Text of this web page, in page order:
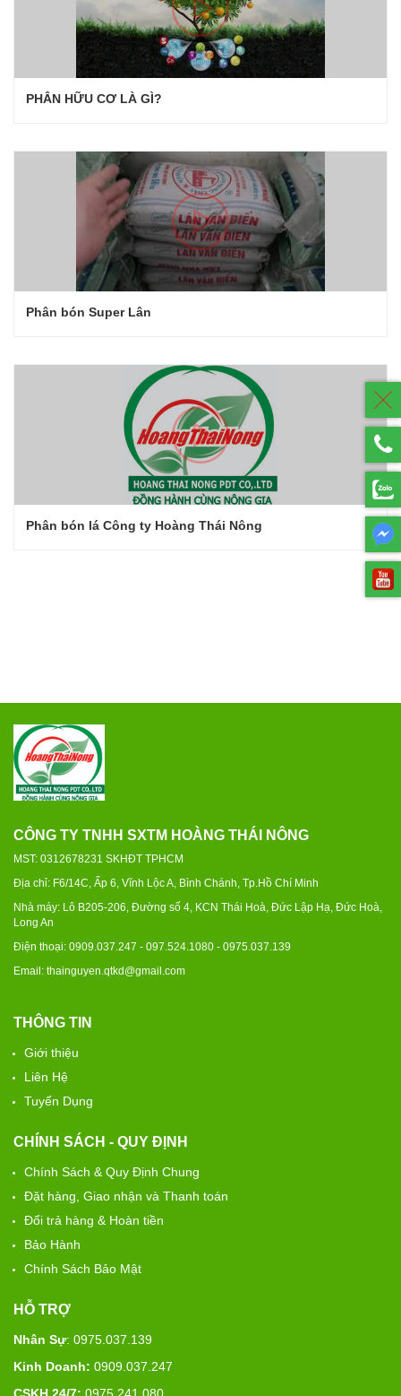
PHÂN HỮU CƠ LÀ GÌ?
Phân bón Super Lân
Phân bón lá Công ty Hoàng Thái Nông
CÔNG TY TNHH SXTM HOÀNG THÁI NÔNG
MST: 0312678231 SKHĐT TPHCM
Địa chỉ: F6/14C, Ấp 6, Vĩnh Lộc A, Bình Chánh, Tp.Hồ Chí Minh
Nhà máy: Lô B205-206, Đường số 4, KCN Thái Hoà, Đức Lập Hạ, Đức Hoà,
Long An
Điện thoại: 0909.037.247 - 097.524.1080 - 0975.037.139
Email: thainguyen.qtkd@gmail.com
THÔNG TIN
Giới thiệu
Liên Hệ
Tuyển Dụng
CHÍNH SÁCH - QUY ĐỊNH
Chính Sách & Quy Định Chung
Đặt hàng, Giao nhận và Thanh toán
Đổi trả hàng & Hoàn tiền
Bảo Hành
Chính Sách Bảo Mật
HỖ TRỢ
Nhân Sự: 0975.037.139
Kinh Doanh: 0909.037.247